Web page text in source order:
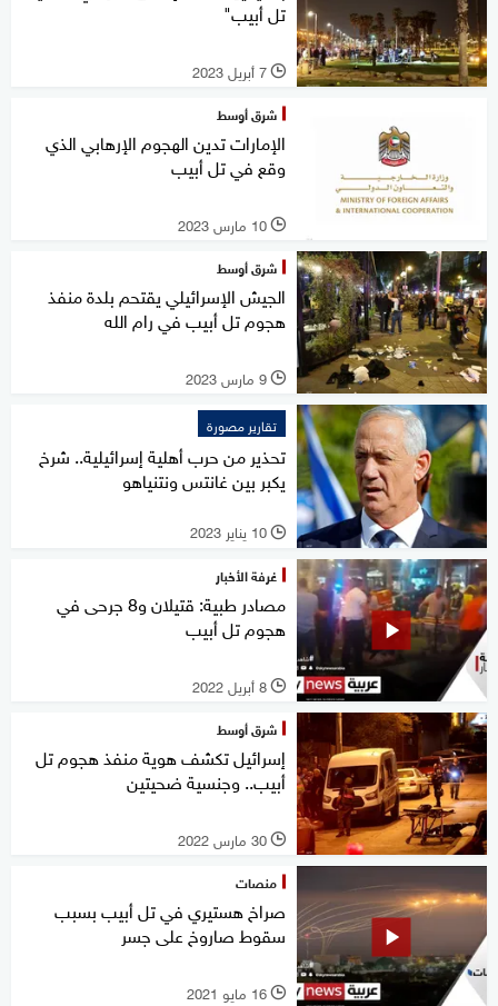
تل أبيب"
l 7 أبريل 2023
شرق أوسط
الإمارات تدين الهجوم الإرهابي الذي
وقع في تل أبيب
l 10 مارس 2023
شرق أوسط
الجيش الإسرائيلي يقتحم بلدة منفذ
هجوم تل أبيب في رام الله
l 9 مارس 2023
تقارير مصورة
تحذير من حرب أهلية إسرائيلية.. شرخ
يكبر بين غانتس ونتنياهو
l 10 يناير 2023
غرفة الأخبار
مصادر طبية: قتيلان و8 جرحى في
هجوم تل أبيب
l 8 أبريل 2022
شرق أوسط
إسرائيل تكشف هوية منفذ هجوم تل
أبيب.. وجنسية ضحيتين
l 30 مارس 2022
منصات
صراخ هستيري في تل أبيب بسبب
سقوط صاروخ على جسر
l 16 مايو 2021